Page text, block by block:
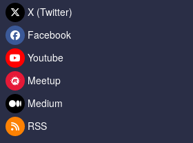
X (Twitter)
Facebook
Youtube
Meetup
Medium
RSS